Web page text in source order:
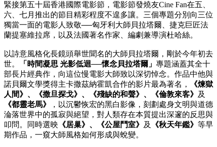
緊接第五十屆香港國際電影節，電影節發燒友Cine Fan在五、
六、七月推出的節目精彩程度不遑多讓。三個專題分別向三位
獨當一面的電影人致敬──匈牙利大師貝拉塔爾、捷克巨匠法
蘭提塞維拉席，以及法國著名作家、編劇兼導演杜哈絲。
以詩意風格化長鏡頭舉世聞名的大師貝拉塔爾，剛於今年初去
世。
「時間凝思 光影低迴──懷念貝拉塔爾」 專題涵蓋其全十
部長片經典作，向這位慢電影大師致以深切悼念。作品中他與
諾貝爾文學獎得主卡撒茲納霍凱合作的影片最為著名，
《煉獄
人間》、《撒旦探戈》、《殘缺的和聲》、《倫敦來客》 及
《都靈老馬》
，以沉鬱恢宏的黑白影像，刻劃處身文明與道德
淪落世界中的孤寂與絕望，對人類存在本質提出深邃的反思與
叩問。同時選映 《居巢》、《公屋鬥室》 及 《秋天年鑑》 等早
期作品，一窺大師風格如何形成與蛻變。